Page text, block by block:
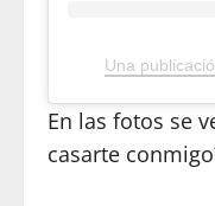
Una
En las fotos se
casarte